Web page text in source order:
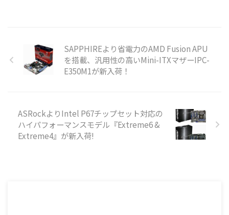
SAPPHIREより省電力のAMD Fusion APU
を搭載、汎用性の高いMini-ITXマザーIPC-
E350M1が新入荷！
ASRockよりIntel P67チップセット対応の
ハイパフォーマンスモデル『Extreme6 &
Extreme4』が新入荷!